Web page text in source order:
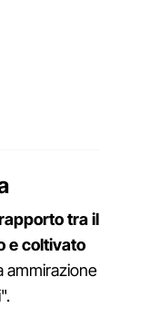
tra il
e coltivato
ammirazione